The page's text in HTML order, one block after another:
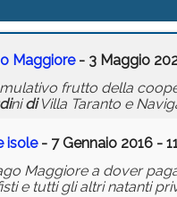
Maggiore- 3 Maggio
frutto della
dinidiVilla Taranto e
isole- 7 Gennaio 2016 -
Maggiore a dover
e tutti gli altri natanti